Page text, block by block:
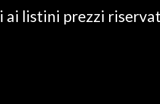
ai listini prezzi